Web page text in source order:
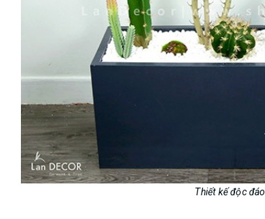
Thiết kế độc đáo